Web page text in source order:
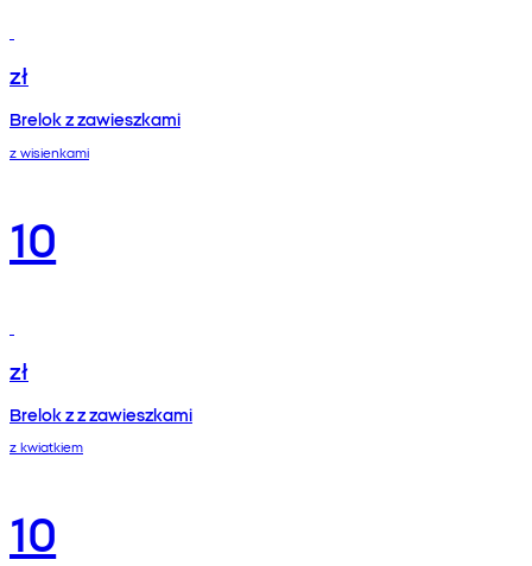
zł
Brelok z zawieszkami
z wisienkami
10
zł
Brelok z z zawieszkami
z kwiatkiem
10